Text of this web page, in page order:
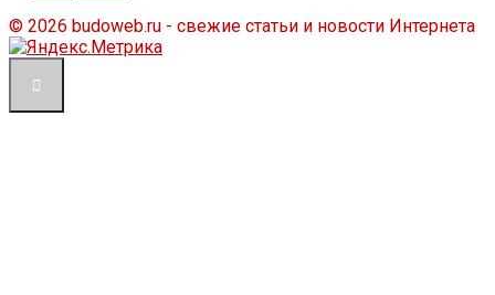
© 2026 budoweb.ru - свежие статьи и новости Интернета